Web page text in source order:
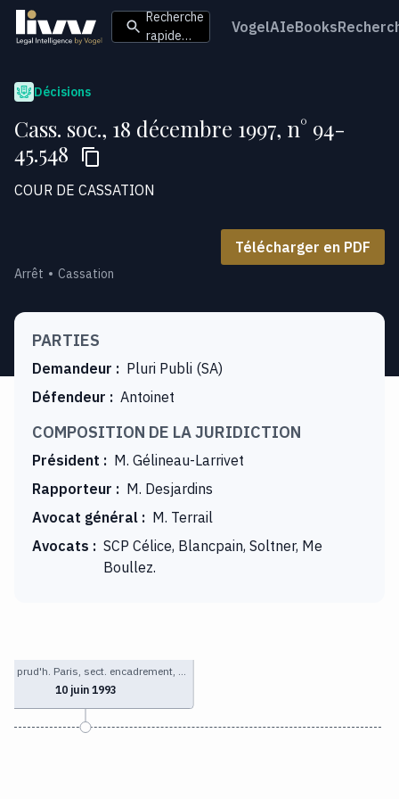
Recherche
rapide…
VogelAIeBooks
Décisions
Cass. soc., 18 décembre 1997, n° 94-
45.548
COUR DE CASSATION
Télécharger en PDF
Arrêt Cassation
PARTIES
Demandeur : Pluri Publi (SA)
Défendeur : Antoinet
COMPOSITION DE LA JURIDICTION
Président : M. Gélineau-Larrivet
Rapporteur : M. Desjardins
Avocat général : M. Terrail
Avocats : SCP Célice, Blancpain, Soltner, Me
Boullez.
prud'h. Paris, sect. encadrement, …
10 juin 1993